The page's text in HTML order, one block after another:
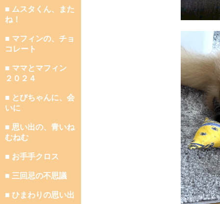
■ ムスタくん、また
ね！
■ マフィンの、チョ
コレート
■ ママとマフィン
２０２４
■ とびちゃんに、会
いに
■ 思い出の、青いね
むねむ
■ お手手クロス
■ 三回忌の不思議
■ ひまわりの思い出